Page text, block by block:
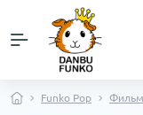
Funko Pop